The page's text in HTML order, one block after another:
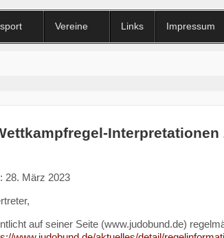
Vereine Links Impressum
Interpretationen
28. März 2023
auf seiner Seite (www.judobund.de)